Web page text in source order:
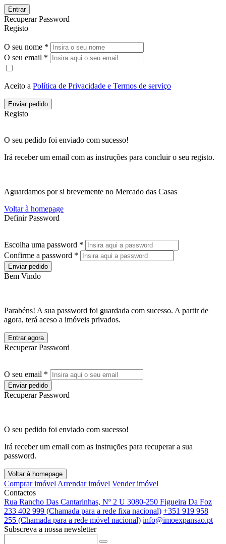
Entrar
Recuperar Password
Registo
O seu nome *
O seu email *
Aceito a Política de Privacidade e Termos de serviço
Enviar pedido
Registo
O seu pedido foi enviado com sucesso!
Irá receber um email com as instruções para concluir o seu registo.
Aguardamos por si brevemente no Mercado das Casas
Voltar à homepage
Definir Password
Escolha uma password *
Confirme a password *
Enviar pedido
Bem Vindo
Parabéns! A sua password foi guardada com sucesso. A partir de
agora, terá aceso a imóveis privados.
Entrar agora
Recuperar Password
O seu email *
Enviar pedido
Recuperar Password
O seu pedido foi enviado com sucesso!
Irá receber um email com as instruções para recuperar a sua
password.
Voltar à homepage
Comprar imóvel Arrendar imóvel Vender imóvel
Contactos
Rua Rancho Das Cantarinhas, Nº 2 U 3080-250 Figueira Da Foz
233 402 999 (Chamada para a rede fixa nacional) +351 919 958
255 (Chamada para a rede móvel nacional) info@imoexpansao.pt
Subscreva a nossa newsletter